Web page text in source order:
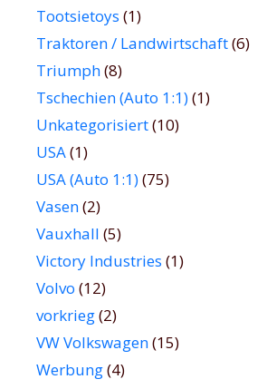
Tootsietoys (1)
Traktoren / Landwirtschaft(6)
Triumph(8)
Tschechien (Auto 1:1)(1)
Unkategorisiert(10)
USA(1)
USA (Auto 1:1)(75)
Vasen(2)
Vauxhall (5)
Victory Industries (1)
Volvo (12)
vorkrieg(2)
VW Volkswagen(15)
Werbung(4)